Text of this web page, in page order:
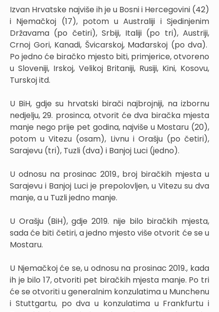
Izvan Hrvatske najviše ih je u Bosni i Hercegovini (42)
i Njemačkoj (17), potom u Australiji i Sjedinjenim
Državama (po četiri), Srbiji, Italiji (po tri), Austriji,
Crnoj Gori, Kanadi, Švicarskoj, Mađarskoj (po dva).
Po jedno će biračko mjesto biti, primjerice, otvoreno
u Sloveniji, Irskoj, Velikoj Britaniji, Rusiji, Kini, Kosovu,
Turskoj itd.
U BiH, gdje su hrvatski birači najbrojniji, na izbornu
nedjelju, 29. prosinca, otvorit će dva biračka mjesta
manje nego prije pet godina, najviše u Mostaru (20),
potom u Vitezu (osam), Livnu i Orašju (po četiri),
Sarajevu (tri), Tuzli (dva) i Banjoj Luci (jedno).
U odnosu na prosinac 2019., broj biračkih mjesta u
Sarajevu i Banjoj Luci je prepolovljen, u Vitezu su dva
manje, a u Tuzli jedno manje.
U Orašju (BiH), gdje 2019. nije bilo biračkih mjesta,
sada će biti četiri, a jedno mjesto više otvorit će se u
Mostaru.
U Njemačkoj će se, u odnosu na prosinac 2019., kada
ih je bilo 17, otvoriti pet biračkih mjesta manje. Po tri
će se otvoriti u generalnim konzulatima u Munchenu
i Stuttgartu, po dva u konzulatima u Frankfurtu i